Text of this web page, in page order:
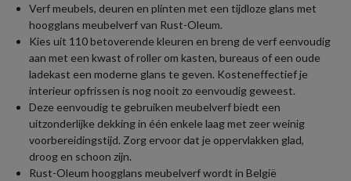
Verf meubels, deuren en plinten met een tijdloze glans met
hoogglans meubelverf van Rust-Oleum.
Kies uit 110 betoverende kleuren en breng de verf eenvoudig
aan met een kwast of roller om kasten, bureaus of een oude
ladekast een moderne glans te geven. Kosteneffectief je
interieur opfrissen is nog nooit zo eenvoudig geweest.
Deze eenvoudig te gebruiken meubelverf biedt een
uitzonderlijke dekking in één enkele laag met zeer weinig
voorbereidingstijd. Zorg ervoor dat je oppervlakken glad,
droog en schoon zijn.
Rust-Oleum hoogglans meubelverf wordt in België